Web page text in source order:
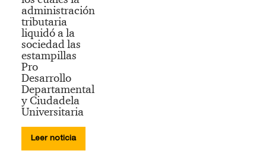
administración
tributaria
liquidó a la
sociedad las
estampillas
Pro
Desarrollo
Departamental
y Ciudadela
Universitaria
Leer noticia